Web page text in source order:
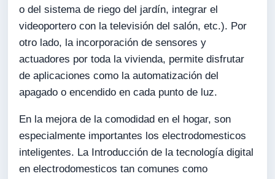
o del sistema de riego del jardín, integrar el
videoportero con la televisión del salón, etc.). Por
otro lado, la incorporación de sensores y
actuadores por toda la vivienda, permite disfrutar
de aplicaciones como la automatización del
apagado o encendido en cada punto de luz.
En la mejora de la comodidad en el hogar, son
especialmente importantes los electrodomesticos
inteligentes. La Introducción de la tecnología digital
en electrodomesticos tan comunes como